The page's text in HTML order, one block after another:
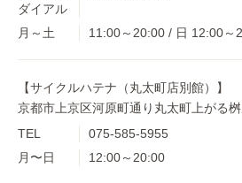
ダイアル
月～土 11:00～20:00 / 日 12:00～
【サイクルハテナ（丸太町店別館）】
京都市上京区河原町通り丸太町上がる
TEL
075-585-5955
月〜日
12:00～20:00